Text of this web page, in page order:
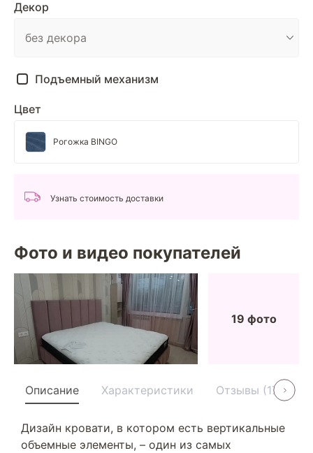
Декор
Подъемный механизм
Цвет
Рогожка BINGO
Узнать стоимость доставки
Фото и видео покупателей
19 фото
Описание Характеристики Отзывы (17)
Дизайн кровати, в котором есть вертикальные
объемные элементы, – один из самых